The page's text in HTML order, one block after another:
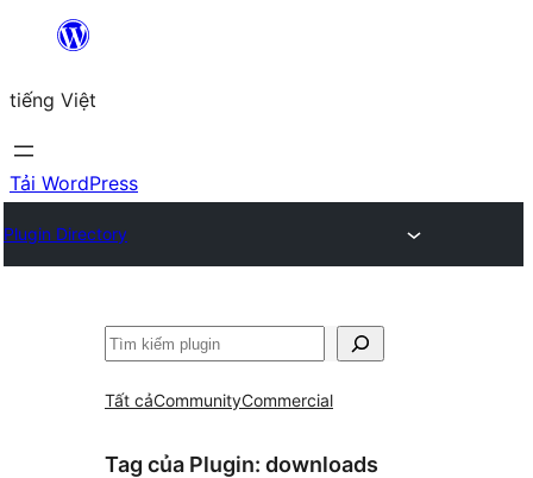
Chuyển
phần
nội
dung
tiếng Việt
Tải WordPress
Plugin Directory
Tìm
Tất cảCommunityCommercial
Tag của Plugin: downloads